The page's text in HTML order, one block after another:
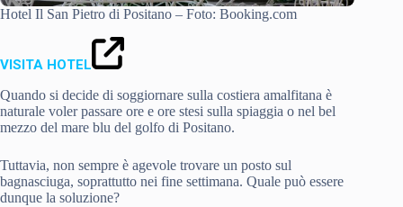
Hotel Il San Pietro di Positano – Foto: Booking.com
VISITA HOTEL
Quando si decide di soggiornare sulla costiera amalfitana è
naturale voler passare ore e ore stesi sulla spiaggia o nel bel
mezzo del mare blu del golfo di Positano.
Tuttavia, non sempre è agevole trovare un posto sul
bagnasciuga, soprattutto nei fine settimana. Quale può essere
dunque la soluzione?